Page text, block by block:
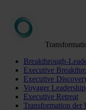
Breakthrough-
Executive
Executive
Voyager Leadership
Executive Retreat
Transformation der